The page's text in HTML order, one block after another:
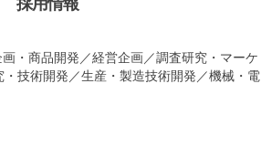
採用情報
・商品開発／経営企画／調査研究・マーケ
技術開発／生産・製造技術開発／機械・電